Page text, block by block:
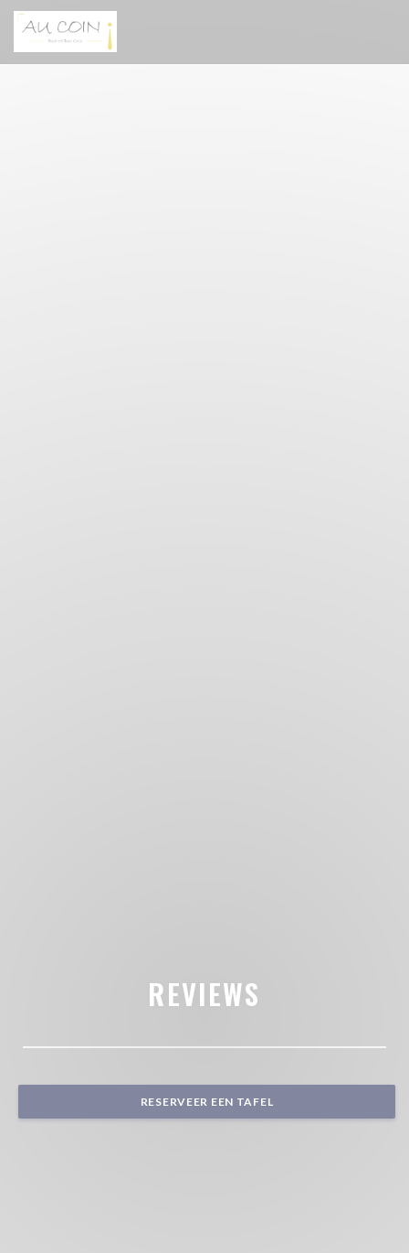
Cookies beheer paneel
REVIEWS
RESERVEER EEN TAFEL